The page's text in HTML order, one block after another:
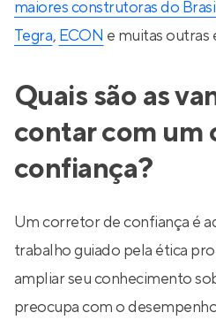
maiores construtoras do
Tegra, ECON e muitas outras
Quais são as
contar com um
confiança?
Um corretor de confiança é
trabalho guiado pela ética
ampliar seu conhecimento
preocupa com o